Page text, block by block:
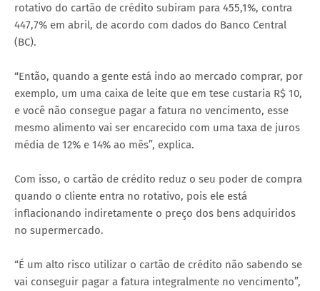
rotativo do cartão de crédito subiram para 455,1%, contra
447,7% em abril, de acordo com dados do Banco Central
(BC).
“Então, quando a gente está indo ao mercado comprar, por
exemplo, um uma caixa de leite que em tese custaria R$ 10,
e você não consegue pagar a fatura no vencimento, esse
mesmo alimento vai ser encarecido com uma taxa de juros
média de 12% e 14% ao mês”, explica.
Com isso, o cartão de crédito reduz o seu poder de compra
quando o cliente entra no rotativo, pois ele está
inflacionando indiretamente o preço dos bens adquiridos
no supermercado.
“É um alto risco utilizar o cartão de crédito não sabendo se
vai conseguir pagar a fatura integralmente no vencimento”,